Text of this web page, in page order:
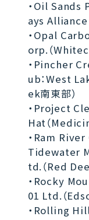
・Oil Sands
ays Alliance
・Opal
orp.（
・Pincher
ub：West
ek南東部）
・Project
Hat（
・Ram
Tidewater
td.（Red
・Rocky
01 Ltd.（
・Rolling